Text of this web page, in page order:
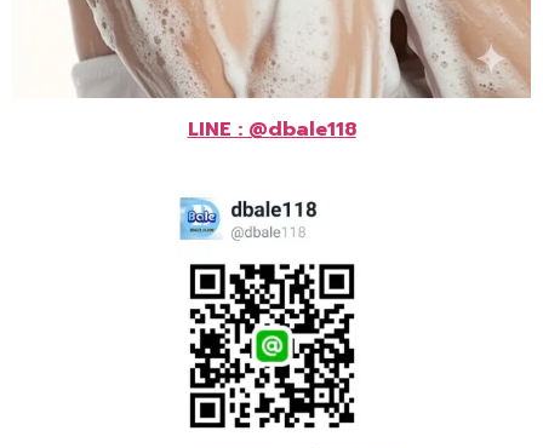
LINE : @dbale118